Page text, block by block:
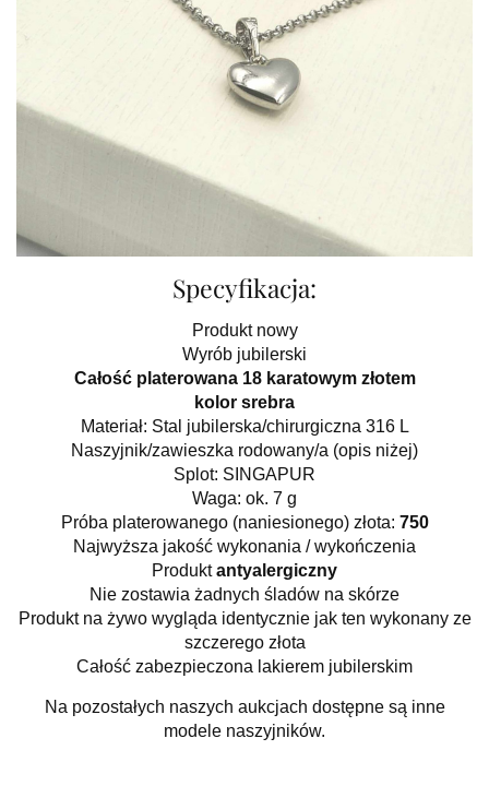
Specyfikacja:
Produkt nowy
Wyrób jubilerski
Całość platerowana 18 karatowym złotem
kolor srebra
Materiał: Stal jubilerska/chirurgiczna 316 L
Naszyjnik/zawieszka rodowany/a (opis niżej)
Splot: SINGAPUR
Waga: ok. 7 g
Próba platerowanego (naniesionego) złota: 750
Najwyższa jakość wykonania / wykończenia
Produktantyalergiczny
Nie zostawia żadnych śladów na skórze
Produkt na żywo wygląda identycznie jak ten wykonany ze
szczerego złota
Całość zabezpieczona lakierem jubilerskim
Na pozostałych naszych aukcjach dostępne są inne
modele naszyjników.